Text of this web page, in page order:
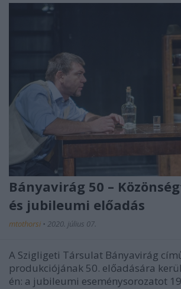
Bányavirág 50 –
és jubileumi előadás
mtothorsi • 2020. július 07.
A Szigligeti Társulat Bányavirág
produkciójának 50. előadására
én: a jubileumi eseménysorozatot